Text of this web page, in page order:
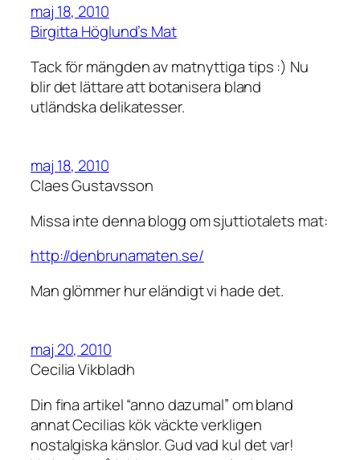
maj 18, 2010
Birgitta Höglund’s Mat
Tack för mängden av matnyttiga tips :) Nu
blir det lättare att botanisera bland
utländska delikatesser.
maj 18, 2010
Claes Gustavsson
Missa inte denna blogg om sjuttiotalets mat:
http://denbrunamaten.se/
Man glömmer hur eländigt vi hade det.
maj 20, 2010
Cecilia Vikbladh
Din fina artikel “anno dazumal” om bland
annat Cecilias kök väckte verkligen
nostalgiska känslor. Gud vad kul det var!